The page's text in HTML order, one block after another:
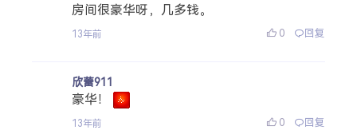
房间很豪华呀，几多钱。
13年前 0 回复
欣蕾911
豪华！
13年前 0 回复